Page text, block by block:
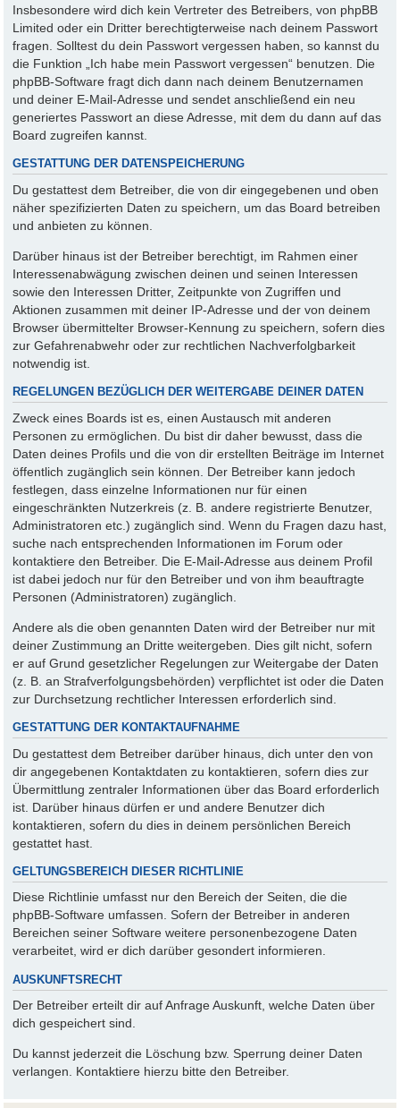
Insbesondere wird dich kein Vertreter des Betreibers, von phpBB
Limited oder ein Dritter berechtigterweise nach deinem Passwort
fragen. Solltest du dein Passwort vergessen haben, so kannst du
die Funktion „Ich habe mein Passwort vergessen“ benutzen. Die
phpBB-Software fragt dich dann nach deinem Benutzernamen
und deiner E-Mail-Adresse und sendet anschließend ein neu
generiertes Passwort an diese Adresse, mit dem du dann auf das
Board zugreifen kannst.
GESTATTUNG DER DATENSPEICHERUNG
Du gestattest dem Betreiber, die von dir eingegebenen und oben
näher spezifizierten Daten zu speichern, um das Board betreiben
und anbieten zu können.
Darüber hinaus ist der Betreiber berechtigt, im Rahmen einer
Interessenabwägung zwischen deinen und seinen Interessen
sowie den Interessen Dritter, Zeitpunkte von Zugriffen und
Aktionen zusammen mit deiner IP-Adresse und der von deinem
Browser übermittelter Browser-Kennung zu speichern, sofern dies
zur Gefahrenabwehr oder zur rechtlichen Nachverfolgbarkeit
notwendig ist.
REGELUNGEN BEZÜGLICH DER WEITERGABE DEINER DATEN
Zweck eines Boards ist es, einen Austausch mit anderen
Personen zu ermöglichen. Du bist dir daher bewusst, dass die
Daten deines Profils und die von dir erstellten Beiträge im Internet
öffentlich zugänglich sein können. Der Betreiber kann jedoch
festlegen, dass einzelne Informationen nur für einen
eingeschränkten Nutzerkreis (z. B. andere registrierte Benutzer,
Administratoren etc.) zugänglich sind. Wenn du Fragen dazu hast,
suche nach entsprechenden Informationen im Forum oder
kontaktiere den Betreiber. Die E-Mail-Adresse aus deinem Profil
ist dabei jedoch nur für den Betreiber und von ihm beauftragte
Personen (Administratoren) zugänglich.
Andere als die oben genannten Daten wird der Betreiber nur mit
deiner Zustimmung an Dritte weitergeben. Dies gilt nicht, sofern
er auf Grund gesetzlicher Regelungen zur Weitergabe der Daten
(z. B. an Strafverfolgungsbehörden) verpflichtet ist oder die Daten
zur Durchsetzung rechtlicher Interessen erforderlich sind.
GESTATTUNG DER KONTAKTAUFNAHME
Du gestattest dem Betreiber darüber hinaus, dich unter den von
dir angegebenen Kontaktdaten zu kontaktieren, sofern dies zur
Übermittlung zentraler Informationen über das Board erforderlich
ist. Darüber hinaus dürfen er und andere Benutzer dich
kontaktieren, sofern du dies in deinem persönlichen Bereich
gestattet hast.
GELTUNGSBEREICH DIESER RICHTLINIE
Diese Richtlinie umfasst nur den Bereich der Seiten, die die
phpBB-Software umfassen. Sofern der Betreiber in anderen
Bereichen seiner Software weitere personenbezogene Daten
verarbeitet, wird er dich darüber gesondert informieren.
AUSKUNFTSRECHT
Der Betreiber erteilt dir auf Anfrage Auskunft, welche Daten über
dich gespeichert sind.
Du kannst jederzeit die Löschung bzw. Sperrung deiner Daten
verlangen. Kontaktiere hierzu bitte den Betreiber.